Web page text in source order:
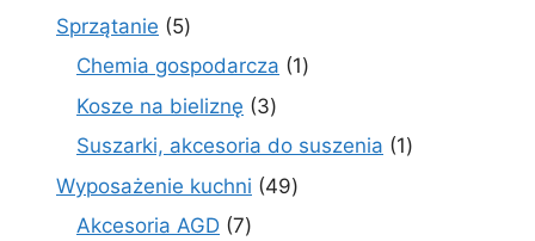
Sprzątanie 55
produktów
Chemia gospodarcza 11
Kosze na bieliznę 33
produkty
Suszarki, akcesoria do suszenia 11
Wyposażenie kuchni 4949
Akcesoria AGD 77